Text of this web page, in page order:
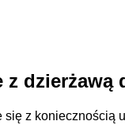
dzierżawą
się z koniecznością